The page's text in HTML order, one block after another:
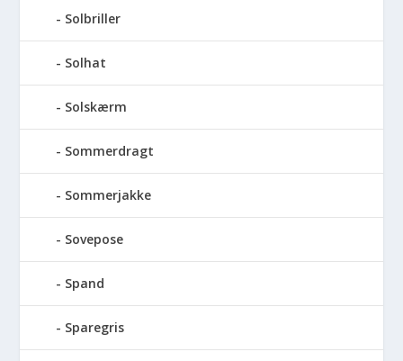
Solbriller
Solhat
Solskærm
Sommerdragt
Sommerjakke
Sovepose
Spand
Sparegris